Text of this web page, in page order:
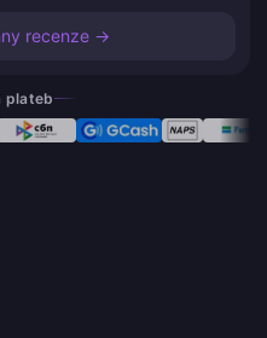
recenze →
plateb